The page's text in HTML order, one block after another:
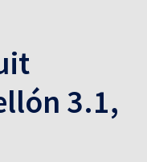
3.1,